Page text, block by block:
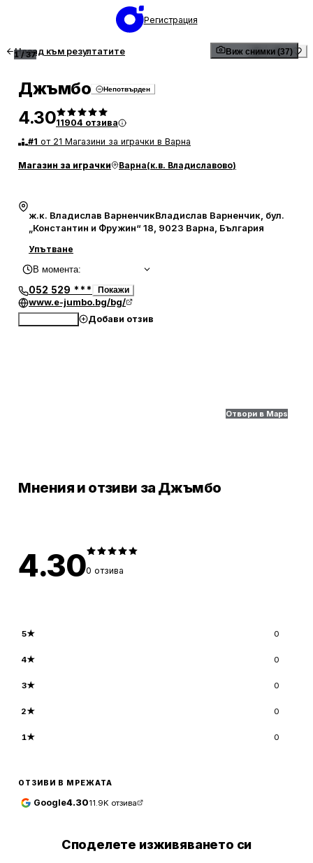
Регистрация
Назад към резултатите
1/37 Виж снимки (37)
Джъмбо Непотвърден
4.3011904 отзива
#1 от 21 Магазини за играчки в Варна
Магазин за играчки Варна(к.в. Владиславово)
ж.к. Владислав ВарненчикВладислав Варненчик, бул.
„Константин и Фружин“ 18, 9023 Варна, България
Упътване
В момента:
052 529 *** Покажи
www.e-jumbo.bg/bg/
Добави отзив
Отвори в Maps
Мнения и отзиви за Джъмбо
4.300 отзива
5★ 0
4★ 0
3★ 0
2★ 0
1★ 0
ОТЗИВИ В МРЕЖАТА
Google4.3011.9K отзива
Споделете изживяването си